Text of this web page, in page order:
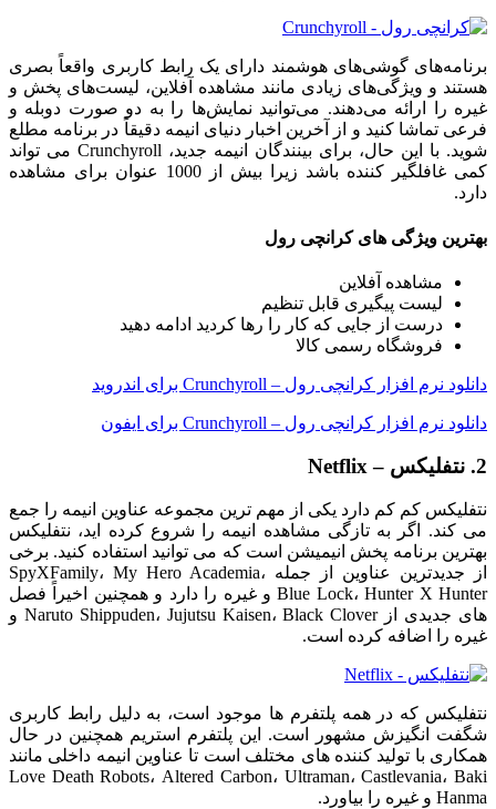
برنامه‌های گوشی‌های هوشمند دارای یک رابط کاربری واقعاً بصری
هستند و ویژگی‌های زیادی مانند مشاهده آفلاین، لیست‌های پخش و
غیره را ارائه می‌دهند. می‌توانید نمایش‌ها را به دو صورت دوبله و
فرعی تماشا کنید و از آخرین اخبار دنیای انیمه دقیقاً در برنامه مطلع
شوید. با این حال، برای بینندگان انیمه جدید، Crunchyroll می تواند
کمی غافلگیر کننده باشد زیرا بیش از 1000 عنوان برای مشاهده
دارد.
بهترین ویژگی های کرانچی رول
مشاهده آفلاین
لیست پیگیری قابل تنظیم
درست از جایی که کار را رها کردید ادامه دهید
فروشگاه رسمی کالا
دانلود نرم افزار کرانچی رول – Crunchyroll برای اندروید
دانلود نرم افزار کرانچی رول – Crunchyroll برای ایفون
2. نتفلیکس – Netflix
نتفلیکس کم کم دارد یکی از مهم ترین مجموعه عناوین انیمه را جمع
می کند. اگر به تازگی مشاهده انیمه را شروع کرده اید، نتفلیکس
بهترین برنامه پخش انیمیشن است که می توانید استفاده کنید. برخی
از جدیدترین عناوین از جمله SpyXFamily، My Hero Academia،
Blue Lock، Hunter X Hunter و غیره را دارد و همچنین اخیراً فصل
های جدیدی از Naruto Shippuden، Jujutsu Kaisen، Black Clover و
غیره را اضافه کرده است.
نتفلیکس که در همه پلتفرم ها موجود است، به دلیل رابط کاربری
شگفت انگیزش مشهور است. این پلتفرم استریم همچنین در حال
همکاری با تولید کننده های مختلف است تا عناوین انیمه داخلی مانند
Love Death Robots، Altered Carbon، Ultraman، Castlevania، Baki
Hanma و غیره را بیاورد.